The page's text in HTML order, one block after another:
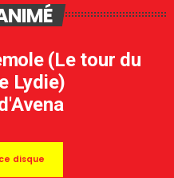
(Le tour du
Lydie)
disque